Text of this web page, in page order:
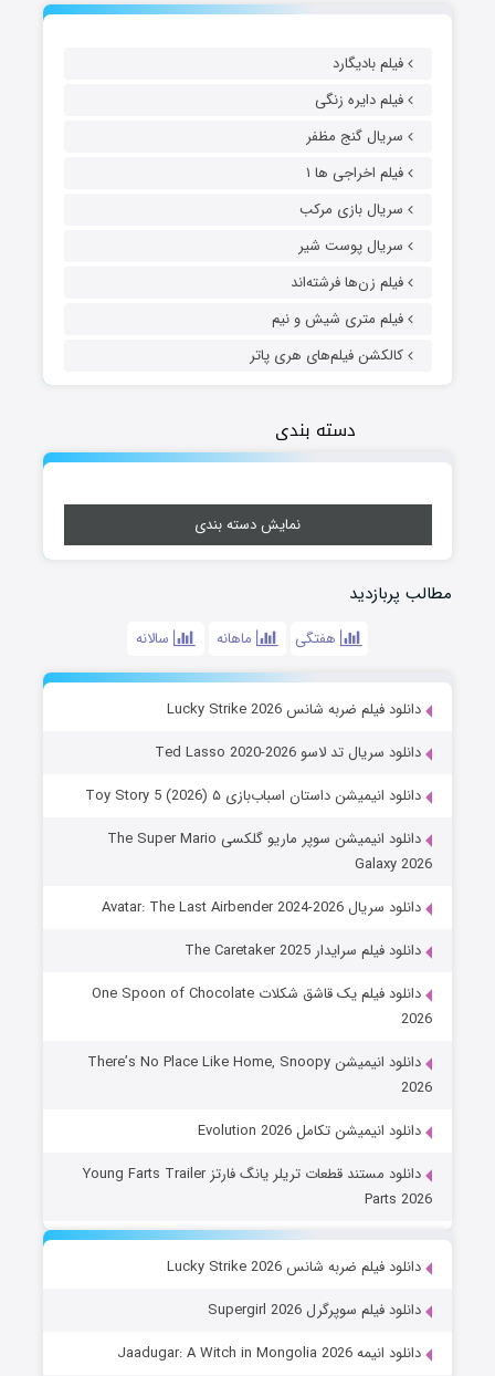
فیلم بادیگارد
فیلم دایره زنگی
سریال گنج مظفر
فیلم اخراجی ها ۱
سریال بازی مرکب
سریال پوست شیر
فیلم زن‌ها فرشته‌اند
فیلم متری شیش و نیم
کالکشن فیلم‌های هری پاتر
دسته بندی
نمایش دسته بندی
مطالب پربازدید
هفتگی ماهانه سالانه
دانلود فیلم ضربه شانس Lucky Strike 2026
دانلود سریال تد لاسو Ted Lasso 2020-2026
دانلود انیمیشن داستان اسباب‌بازی ۵ Toy Story 5 (2026)
دانلود انیمیشن سوپر ماریو گلکسی The Super Mario
Galaxy 2026
دانلود سریال Avatar: The Last Airbender 2024-2026
دانلود فیلم سرایدار The Caretaker 2025
دانلود فیلم یک قاشق شکلات One Spoon of Chocolate
2026
دانلود انیمیشن There’s No Place Like Home, Snoopy
2026
دانلود انیمیشن تکامل Evolution 2026
دانلود مستند قطعات تریلر یانگ فارتز Young Farts Trailer
Parts 2026
دانلود فیلم ضربه شانس Lucky Strike 2026
دانلود فیلم سوپرگرل Supergirl 2026
دانلود انیمه Jaadugar: A Witch in Mongolia 2026